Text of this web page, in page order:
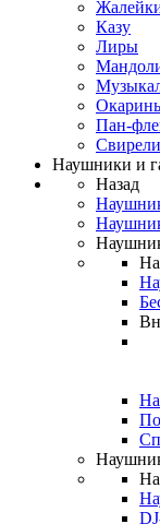
Казу
Лиры
Пан-
Свирели
Наушники и
Назад